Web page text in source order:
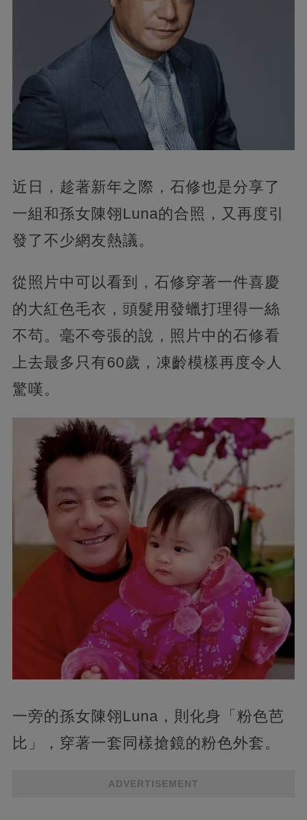
近日，趁著新年之際，石修也是分享了
一組和孫女陳翎Luna的合照，又再度引
發了不少網友熱議。
從照片中可以看到，石修穿著一件喜慶
的大紅色毛衣，頭髮用發蠟打理得一絲
不茍。毫不夸張的說，照片中的石修看
上去最多只有60歲，凍齡模樣再度令人
驚嘆。
一旁的孫女陳翎Luna，則化身「粉色芭
比」，穿著一套同樣搶鏡的粉色外套。
ADVERTISEMENT